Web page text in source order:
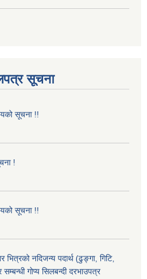
सूचना
सूचना !!
!
सूचना !!
भित्रको नदिजन्य पदार्थ (ढुङ्गा, गिटि,
गोप्य सिलबन्दी दरभाउपत्र